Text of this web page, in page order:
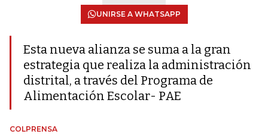
UNIRSE A WHATSAPP
Esta nueva alianza se suma a la gran
estrategia que realiza la administración
distrital, a través del Programa de
Alimentación Escolar- PAE
COLPRENSA